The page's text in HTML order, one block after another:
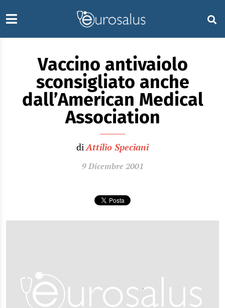
Vaccino antivaiolo
sconsigliato anche
dall’American Medical
Association
diAttilio Speciani
9 Dicembre 2001